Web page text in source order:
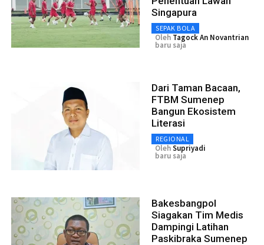
Singapura
SEPAK BOLA
Oleh Tagock An Novantrian
baru saja
Dari Taman Bacaan,
FTBM Sumenep
Bangun Ekosistem
Literasi
REGIONAL
OlehSupriyadi
baru saja
Bakesbangpol
Siagakan Tim Medis
Dampingi Latihan
Paskibraka Sumenep